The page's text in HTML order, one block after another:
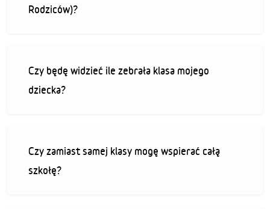
Rodziców)?
Czy będę widzieć ile zebrała klasa mojego
dziecka?
Czy zamiast samej klasy mogę wspierać całą
szkołę?